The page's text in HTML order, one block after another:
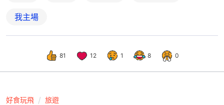
我主場
81 12 1 8 0
好食玩飛 旅遊